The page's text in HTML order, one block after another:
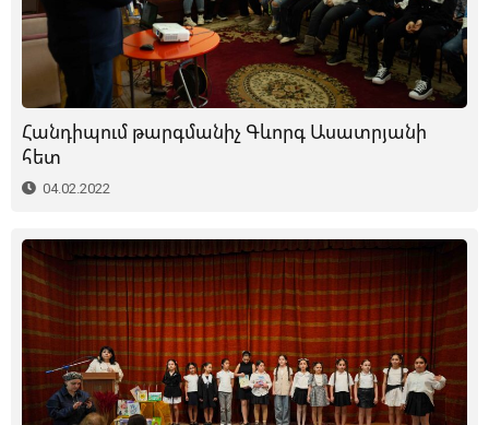
Հանդիպում թարգմանիչ Գևորգ Ասատրյանի
հետ
04.02.2022